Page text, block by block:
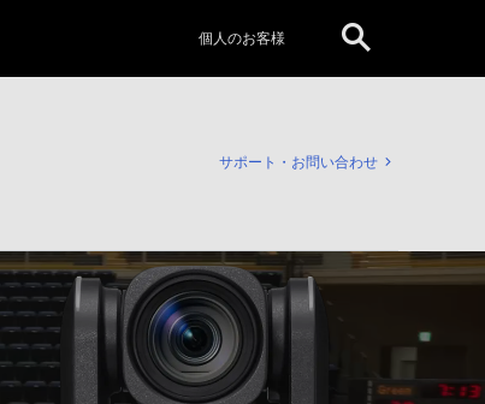
個人のお客様
サポート・お問い合わせ